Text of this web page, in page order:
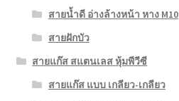
สายน้ำดี อ่างล้างหน้า หาง M10
สายฝักบัว
สายแก๊ส สแตนเลส หุ้มพีวีซี
สายแก๊ส แบบ เกลียว-เกลียว